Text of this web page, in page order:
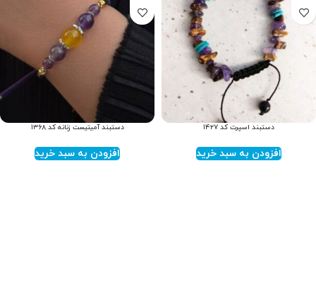
دستبند اسپرت کد ۱۴۲۷
افزودن به سبد خرید
دستبند آمیتیست زنانه کد ۱۳۶۸
افزودن به سبد خرید